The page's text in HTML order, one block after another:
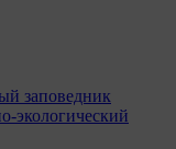
заповедник
экологический